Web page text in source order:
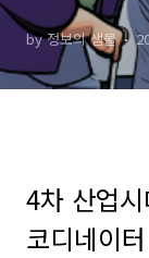
by 정보의 샘물
4차 산업
코디네이터